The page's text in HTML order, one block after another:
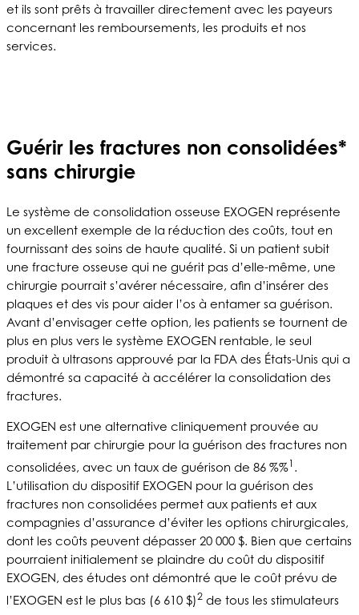
et ils sont prêts à travailler directement avec les payeurs
concernant les remboursements, les produits et nos
services.
Guérir les fractures non consolidées*
sans chirurgie
Le système de consolidation osseuse EXOGEN représente
un excellent exemple de la réduction des coûts, tout en
fournissant des soins de haute qualité. Si un patient subit
une fracture osseuse qui ne guérit pas d’elle-même, une
chirurgie pourrait s’avérer nécessaire, afin d’insérer des
plaques et des vis pour aider l’os à entamer sa guérison.
Avant d’envisager cette option, les patients se tournent de
plus en plus vers le système EXOGEN rentable, le seul
produit à ultrasons approuvé par la FDA des États-Unis qui a
démontré sa capacité à accélérer la consolidation des
fractures.
EXOGEN est une alternative cliniquement prouvée au
traitement par chirurgie pour la guérison des fractures non
consolidées, avec un taux de guérison de 86 %%1 .
L’utilisation du dispositif EXOGEN pour la guérison des
fractures non consolidées permet aux patients et aux
compagnies d’assurance d’éviter les options chirurgicales,
dont les coûts peuvent dépasser 20 000 $. Bien que certains
pourraient initialement se plaindre du coût du dispositif
EXOGEN, des études ont démontré que le coût prévu de
l’EXOGEN est le plus bas (6 610 $)2 de tous les stimulateurs